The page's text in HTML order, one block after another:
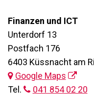
Adresse
Finanzen und ICT
Unterdorf 13
Postfach 176
6403 Küssnacht am
Google Maps
Tel.
041 854 02 20